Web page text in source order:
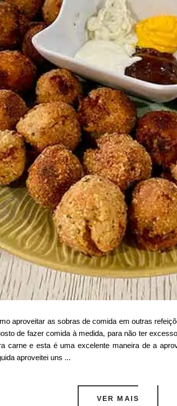
aproveitar as sobras de comida em outras
de fazer comida à medida, para não ter
carne e esta é uma excelente maneira de a
aproveitei uns ...
VER MAIS